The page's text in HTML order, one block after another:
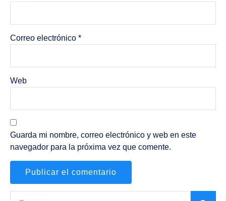
Correo electrónico *
Web
Guarda mi nombre, correo electrónico y web en este
navegador para la próxima vez que comente.